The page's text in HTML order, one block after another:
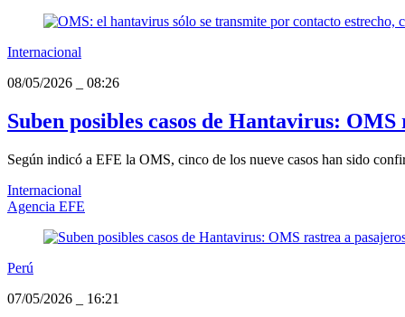
Internacional
08/05/2026
08:26
Suben posibles casos de Hantavirus:
Según indicó a EFE la OMS, cinco de los nueve casos han sido
Internacional
Agencia EFE
Perú
07/05/2026
16:21